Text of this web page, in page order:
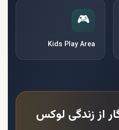
🎮
Kids Play Area
از زندگی لوکس